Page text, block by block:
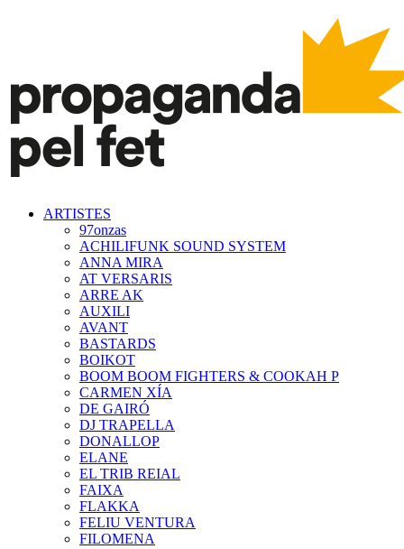
ARTISTES
97onzas
ACHILIFUNK SOUND SYSTEM
ANNA MIRA
AT VERSARIS
ARRE AK
AUXILI
AVANT
BASTARDS
BOIKOT
BOOM BOOM FIGHTERS & COOKAH P
CARMEN XÍA
DE GAIRÓ
DJ TRAPELLA
DONALLOP
ELANE
EL TRIB REIAL
FAIXA
FLAKKA
FELIU VENTURA
FILOMENA